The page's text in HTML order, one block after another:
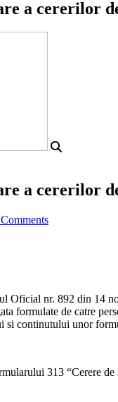
a cererilor
a cererilor
Oficial nr. 892 din 14
formulate de catre
si continutului unor
313 “Cerere